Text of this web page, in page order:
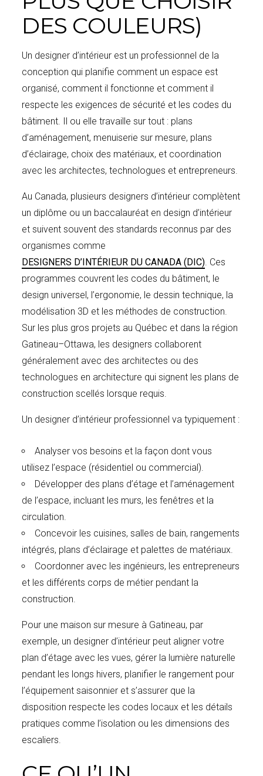
DES COULEURS)
Un designer d’intérieur est un professionnel de la
conception qui planifie comment un espace est
organisé, comment il fonctionne et comment il
respecte les exigences de sécurité et les codes du
bâtiment. Il ou elle travaille sur tout : plans
d’aménagement, menuiserie sur mesure, plans
d’éclairage, choix des matériaux, et coordination
avec les architectes, technologues et entrepreneurs.
Au Canada, plusieurs designers d’intérieur complètent
un diplôme ou un baccalauréat en design d’intérieur
et suivent souvent des standards reconnus par des
organismes comme
DESIGNERS D’INTÉRIEUR DU CANADA (DIC). Ces
programmes couvrent les codes du bâtiment, le
design universel, l’ergonomie, le dessin technique, la
modélisation 3D et les méthodes de construction.
Sur les plus gros projets au Québec et dans la région
Gatineau–Ottawa, les designers collaborent
généralement avec des architectes ou des
technologues en architecture qui signent les plans de
construction scellés lorsque requis.
Un designer d’intérieur professionnel va typiquement :
Analyser vos besoins et la façon dont vous
utilisez l’espace (résidentiel ou commercial).
Développer des plans d’étage et l’aménagement
de l’espace, incluant les murs, les fenêtres et la
circulation.
Concevoir les cuisines, salles de bain, rangements
intégrés, plans d’éclairage et palettes de matériaux.
Coordonner avec les ingénieurs, les entrepreneurs
et les différents corps de métier pendant la
construction.
Pour une maison sur mesure à Gatineau, par
exemple, un designer d’intérieur peut aligner votre
plan d’étage avec les vues, gérer la lumière naturelle
pendant les longs hivers, planifier le rangement pour
l’équipement saisonnier et s’assurer que la
disposition respecte les codes locaux et les détails
pratiques comme l’isolation ou les dimensions des
escaliers.